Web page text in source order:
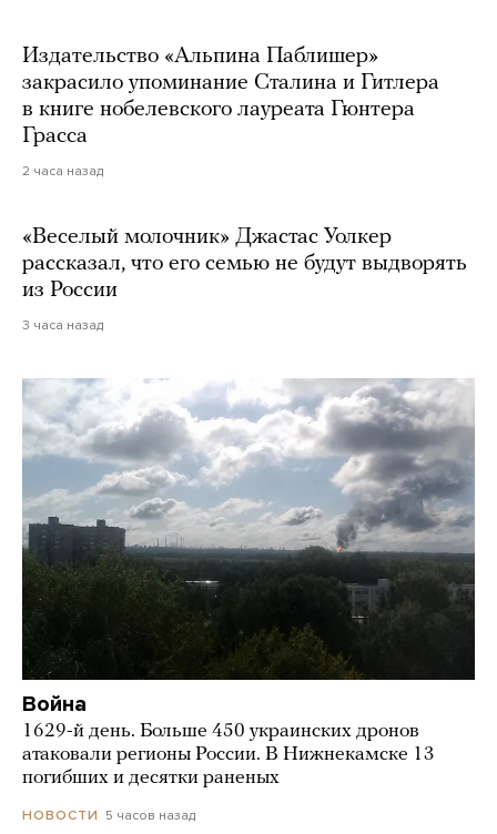
Издательство «Альпина Паблишер»
закрасило упоминание Сталина и Гитлера
в книге нобелевского лауреата Гюнтера
Грасса
2 часа назад
«Веселый молочник» Джастас Уолкер
рассказал, что его семью не будут выдворять
из России
3 часа назад
Война
1629-й день. Больше 450 украинских дронов
атаковали регионы России. В Нижнекамске 13
погибших и десятки раненых
НОВОСТИ 5 часов назад